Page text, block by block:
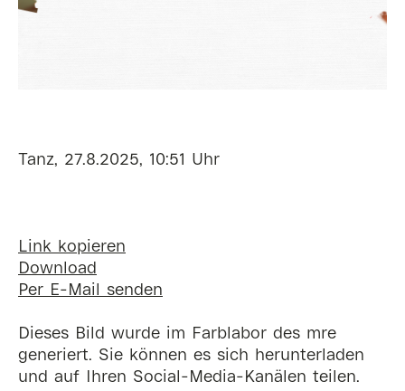
Tanz, 27.8.2025, 10:51 Uhr
Link kopieren
Download
Per E-Mail senden
Dieses Bild wurde im Farblabor des mre
generiert. Sie können es sich herunterladen
und auf Ihren Social-Media-Kanälen teilen.